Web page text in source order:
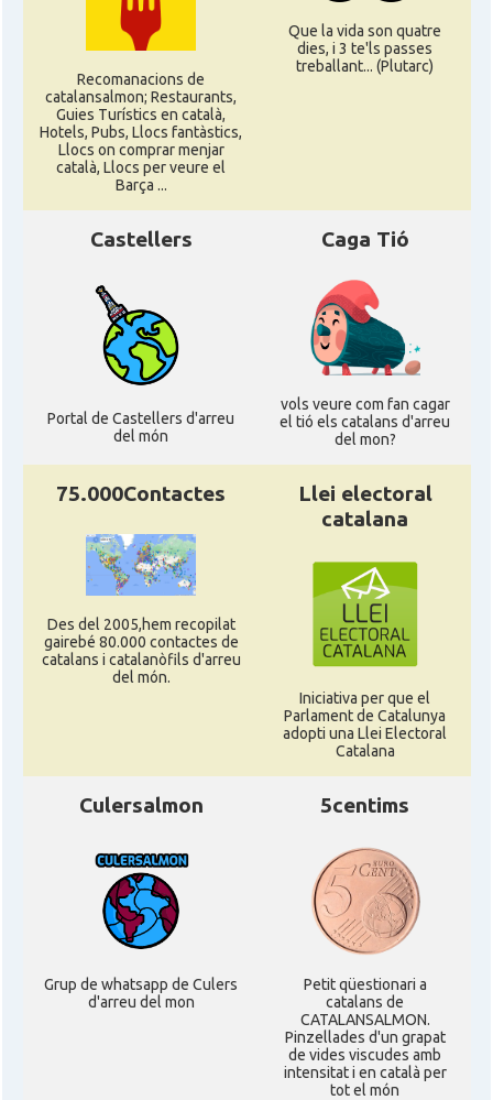
Recomanacions de
catalansalmon; Restaurants,
Guies Turístics en català,
Hotels, Pubs, Llocs fantàstics,
Llocs on comprar menjar
català, Llocs per veure el
Barça ...
Que la vida son quatre
dies, i 3 te'ls passes
treballant... (Plutarc)
Castellers
Portal de Castellers d'arreu
del món
Caga Tió
vols veure com fan cagar
el tió els catalans d'arreu
del mon?
75.000Contactes
Des del 2005,hem recopilat
gairebé 80.000 contactes de
catalans i catalanòfils d'arreu
del món.
Llei electoral
catalana
Iniciativa per que el
Parlament de Catalunya
adopti una Llei Electoral
Catalana
Culersalmon
Grup de whatsapp de Culers
d'arreu del mon
5centims
Petit qüestionari a
catalans de
CATALANSALMON.
Pinzellades d'un grapat
de vides viscudes amb
intensitat i en català per
tot el món